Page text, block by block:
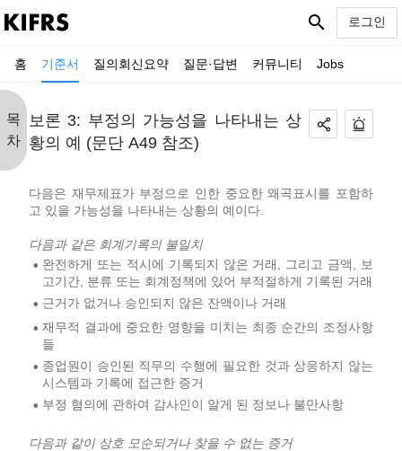
홈 기준서 질의회신요약 질문·답변 커뮤니티 Jobs
search 로그인
목
차
보론 3: 부정의 가능성을 나타내는 상
황의 예 (문단 A49 참조)
다음은 재무제표가 부정으로 인한 중요한 왜곡표시를 포함하
고 있을 가능성을 나타내는 상황의 예이다.
다음과 같은 회계기록의 불일치
• 완전하게 또는 적시에 기록되지 않은 거래, 그리고 금액, 보
고기간, 분류 또는 회계정책에 있어 부적절하게 기록된 거래
• 근거가 없거나 승인되지 않은 잔액이나 거래
• 재무적 결과에 중요한 영향을 미치는 최종 순간의 조정사항
들
• 종업원이 승인된 직무의 수행에 필요한 것과 상응하지 않는
시스템과 기록에 접근한 증거
• 부정 혐의에 관하여 감사인이 알게 된 정보나 불만사항
다음과 같이 상호 모순되거나 찾을 수 없는 증거